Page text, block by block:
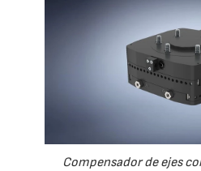
Compensador de ejes